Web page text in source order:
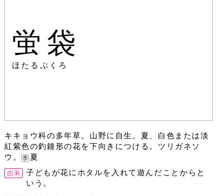
蛍袋
ほたるぶくろ
キキョウ科の多年草。山野に自生。夏、白色または淡
紅紫色の釣鐘形の花を下向きにつける。ツリガネソ
ウ。
夏
子どもが花にホタルを入れて遊んだことからと
いう。